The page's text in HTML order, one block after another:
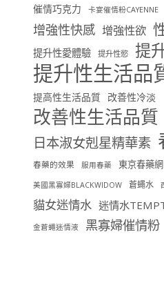
催情巧克力 卡宴催情粉CAYENNE
增強性快感 增強性欲
提升性愛體驗 提升性慾 提
提升性生活品
提高性生活品質 改善性冷淡
改善性生活品質
日本淑女剋星精華素
春藥的效果 服用春藥 東京春藥網
美國黑寡婦BLACKWIDOW 蒼蠅水
貓女迷情水 迷情水
金蒼蠅迷情液 黑寡婦催情粉